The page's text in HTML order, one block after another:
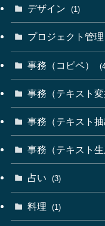
デザイン (1)
プロジェクト管理
事務（コピペ）
事務（テキスト変
事務（テキスト抽
事務（テキスト生
占い (3)
料理 (1)